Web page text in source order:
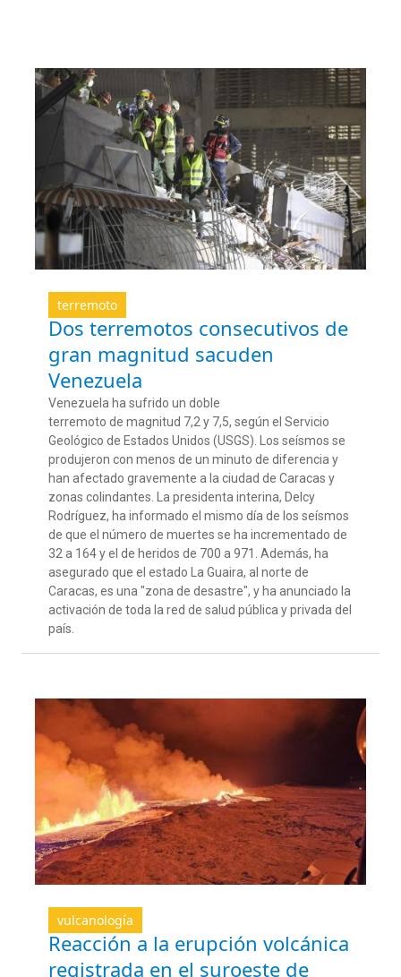
terremoto
Dos terremotos consecutivos de
gran magnitud sacuden
Venezuela
Venezuela ha sufrido un doble
terremoto de magnitud 7,2 y 7,5, según el Servicio
Geológico de Estados Unidos (USGS). Los seísmos se
produjeron con menos de un minuto de diferencia y
han afectado gravemente a la ciudad de Caracas y
zonas colindantes. La presidenta interina, Delcy
Rodríguez, ha informado el mismo día de los seísmos
de que el número de muertes se ha incrementado de
32 a 164 y el de heridos de 700 a 971. Además, ha
asegurado que el estado La Guaira, al norte de
Caracas, es una "zona de desastre", y ha anunciado la
activación de toda la red de salud pública y privada del
país.
vulcanología
Reacción a la erupción volcánica
registrada en el suroeste de